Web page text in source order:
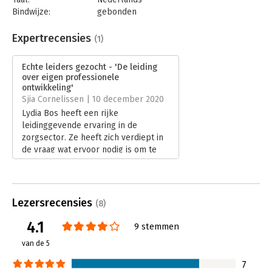
Bindwijze:
gebonden
Uitgever:
Uitgeverij Haystack
Verschijningsdatum:
17-11-2020
Hoofdrubriek:
Expertrecensies (1)
Echte leiders gezocht - 'De leiding
over eigen professionele
ontwikkeling'
Sjia Cornelissen | 10 december 2020
Lydia Bos heeft een rijke
leidinggevende ervaring in de
zorgsector. Ze heeft zich verdiept in
de vraag wat ervoor nodig is om te
zorgen dat zowel professionals als
over hun eigen professionele
ontwikkeling. Dat ze zelf echte
leiders worden en blijven.
Lees verder
Lezersrecensies (8)
4.1
van de 5
9 stemmen
7